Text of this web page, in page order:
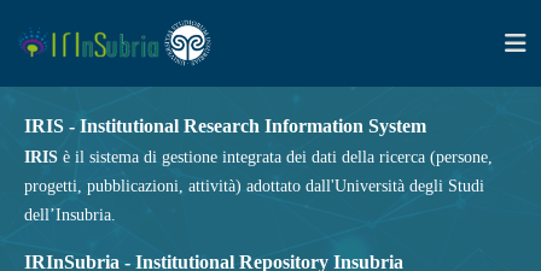
IRIS - Institutional Research Information System
IRIS è il sistema di gestione integrata dei dati della ricerca (persone,
progetti, pubblicazioni, attività) adottato dall'Università degli Studi
dell’Insubria.
IRInSubria - Institutional Repository Insubria